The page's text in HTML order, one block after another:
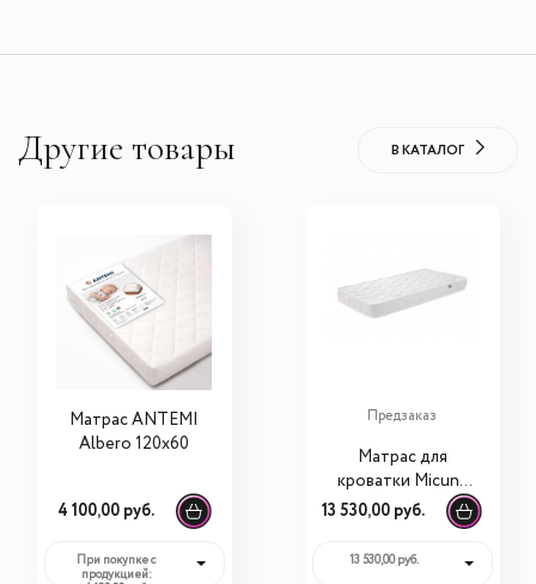
Другие товары В КАТАЛОГ
Матрас ANTEMI
Albero 120х60
4 100,00 руб.
При покупке с
продукцией:
Предзаказ
Матрас для
кроватки Micuna
CH-1293 117х57
13 530,00 руб.
13 530,00 руб.